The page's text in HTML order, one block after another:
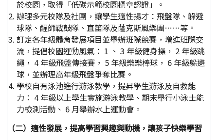
於校園，取得「低碳示範校園標章認證」。
辦理多元校隊及社團，讓學生適性揚才：飛盤隊、躲避
球隊、醒師戰鼓隊、直笛隊及蕯克斯風樂團……等。
訂定各年級體育發展項目並舉辦班際競賽，增進班際交
流，提倡校園運動風氣： 1 、 3 年級健身操， 2 年級跳
繩， 4 年級飛盤傳接賽， 5 年級樂樂棒球， 6 年級躲避
球，並辦理高年級飛盤爭奪比賽。
學校自有泳池進行游泳教學，提昇學生游泳及自救能
力： 4 年級以上學生實施游泳教學、期末舉行小泳士能
力檢測活動、 6 月舉辦水上運動會。
（二）適性發展，提高學習興趣與動機，讓孩子快樂學習